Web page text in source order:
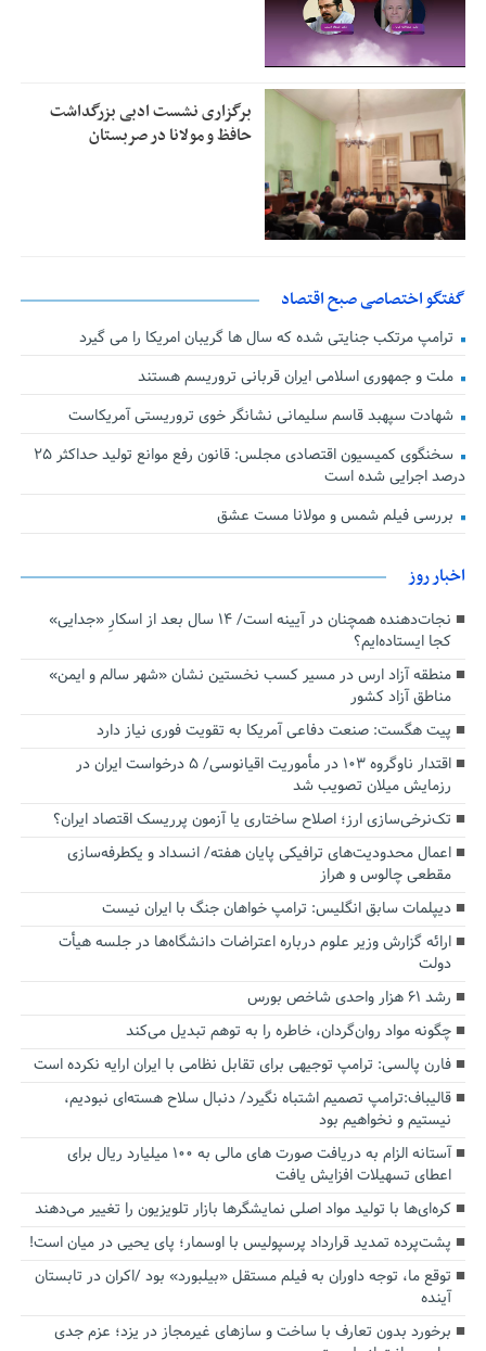
برگزاری نشست ادبی بزرگداشت
حافظ و مولانا در صربستان
گفتگو اختصاصی صبح اقتصاد
ترامپ مرتکب جنایتی شده که سال ها گریبان امریکا را می گیرد
ملت و جمهوری اسلامی ایران قربانی تروریسم هستند
شهادت سپهبد قاسم سلیمانی نشانگر خوی تروریستی آمریکاست
سخنگوی کمیسیون اقتصادی مجلس: قانون رفع موانع تولید حداکثر ۲۵
درصد اجرایی شده است
بررسی فیلم شمس و مولانا مست عشق
اخبار روز
نجات‌دهنده‌ همچنان در آیینه است/ ۱۴ سال بعد از اسکارِ «جدایی»
کجا ایستاده‌ایم؟
منطقه آزاد ارس در مسیر کسب نخستین نشان «شهر سالم و ایمن»
مناطق آزاد کشور
پیت هگست: صنعت دفاعی آمریکا به تقویت فوری نیاز دارد
اقتدار ناوگروه ۱۰۳ در مأموریت‌ اقیانوسی/ ۵ درخواست ایران در
رزمایش میلان تصویب شد
تک‌نرخی‌سازی ارز؛ اصلاح ساختاری یا آزمون پرریسک اقتصاد ایران؟
اعمال محدودیت‌های ترافیکی پایان هفته/ انسداد و یکطرفه‌سازی
مقطعی چالوس و هراز
دیپلمات سابق انگلیس:‌ ترامپ خواهان جنگ با ایران نیست
ارائه گزارش وزیر علوم درباره اعتراضات دانشگاه‌ها در جلسه هیأت
دولت
رشد ۶۱ هزار واحدی شاخص بورس
چگونه مواد روان‌گردان، خاطره را به توهم تبدیل می‌کند
فارن پالسی: ترامپ توجیهی برای تقابل نظامی با ایران ارایه نکرده است
قالیباف:ترامپ تصمیم اشتباه نگیرد/ دنبال سلاح هسته‌ای نبودیم،
نیستیم و نخواهیم بود
آستانه الزام به دریافت صورت های مالی به ۱۰۰ میلیارد ریال برای
اعطای تسهیلات افزایش یافت
کره‌ای‌ها با تولید مواد اصلی نمایشگرها بازار تلویزیون را تغییر می‌دهند
پشت‌پرده تمدید قرارداد پرسپولیس با اوسمار؛ پای یحیی در میان است!
توقع ما، توجه داوران به فیلم مستقل «بیلبورد» بود /اکران در تابستان
آینده
برخورد بدون تعارف با ساخت‌ و سازهای غیرمجاز در یزد؛ عزم جدی